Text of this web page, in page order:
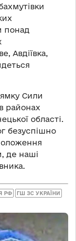
понад
Авдіївка,
Сили
районах
області.
безуспішно
де наші
РФ ГШ ЗС УКРАЇНИ